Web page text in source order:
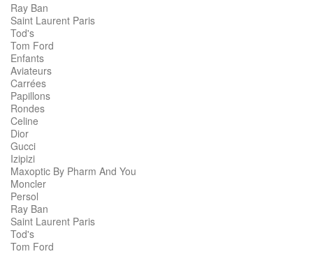
Ray Ban
Saint Laurent Paris
Tod's
Tom Ford
Enfants
Aviateurs
Carrées
Papillons
Rondes
Celine
Dior
Gucci
Izipizi
Maxoptic By Pharm And You
Moncler
Persol
Ray Ban
Saint Laurent Paris
Tod's
Tom Ford